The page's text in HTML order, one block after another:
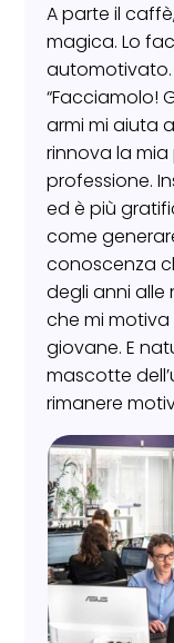
A parte il
magica. Lo
automotivato.
“Facciamolo!
armi mi aiuta
rinnova la
professione.
ed è più
come
conoscenza
degli anni alle
che mi
giovane. E
mascotte
rimanere